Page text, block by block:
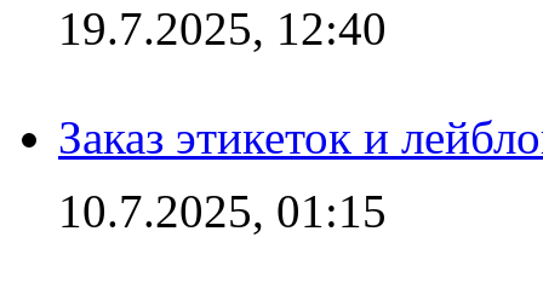
19.7.2025, 12:40
Заказ этикеток и
10.7.2025, 01:15